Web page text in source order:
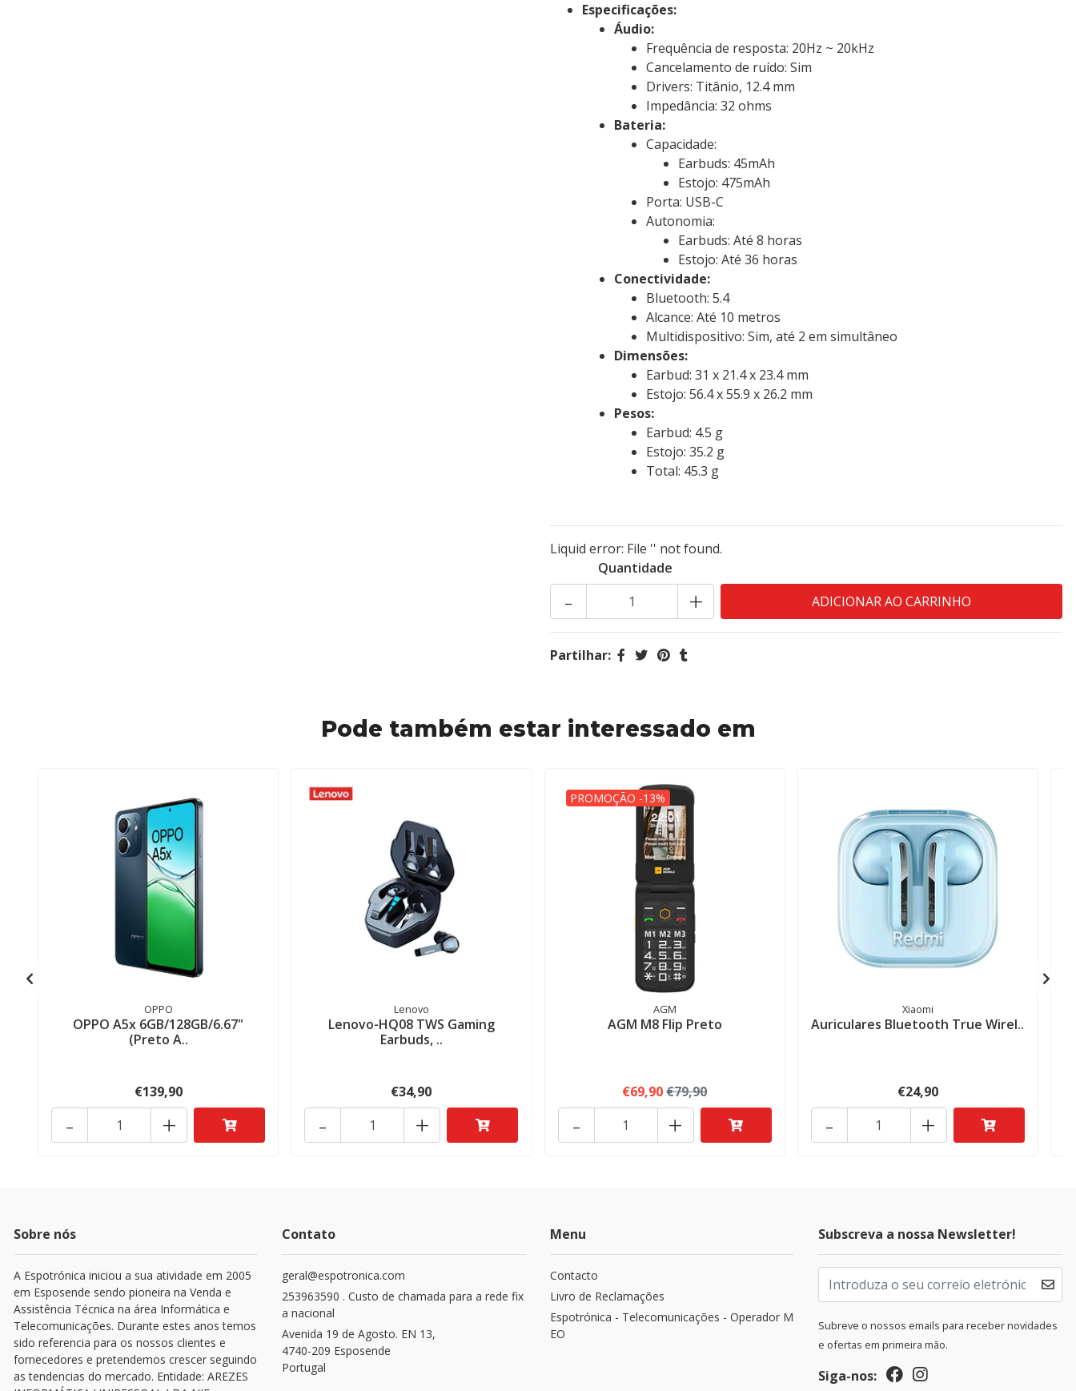
Especificações:
Áudio:
Frequência de resposta: 20Hz ~ 20kHz
Cancelamento de ruído: Sim
Drivers: Titânio, 12.4 mm
Impedância: 32 ohms
Bateria:
Capacidade:
Earbuds: 45mAh
Estojo: 475mAh
Porta: USB-C
Autonomia:
Earbuds: Até 8 horas
Estojo: Até 36 horas
Conectividade:
Bluetooth: 5.4
Alcance: Até 10 metros
Multidispositivo: Sim, até 2 em simultâneo
Dimensões:
Earbud: 31 x 21.4 x 23.4 mm
Estojo: 56.4 x 55.9 x 26.2 mm
Pesos:
Earbud: 4.5 g
Estojo: 35.2 g
Total: 45.3 g
Liquid error: File '' not found.
Quantidade
+
-
Partilhar:
Pode também estar interessado em
OPPO
OPPO A5x 6GB/128GB/6.67"
(Preto A..
€139,90
+
-
Lenovo
Lenovo-HQ08 TWS Gaming
Earbuds, ..
€34,90
+
-
PROMOÇÃO -13%
AGM
AGM M8 Flip Preto
€69,90€79,90
+
-
Xiaomi
Auriculares Bluetooth True Wirel..
€24,90
+
-
Sobre nós
A Espotrónica iniciou a sua atividade em 2005
em Esposende sendo pioneira na Venda e
Assistência Técnica na área Informática e
Telecomunicações. Durante estes anos temos
sido referencia para os nossos clientes e
fornecedores e pretendemos crescer seguindo
as tendencias do mercado. Entidade: AREZES
Contato
geral@espotronica.com
253963590 . Custo de chamada para a rede fix
a nacional
Avenida 19 de Agosto. EN 13,
4740-209 Esposende
Portugal
Menu
Contacto
Livro de Reclamações
Espotrónica - Telecomunicações - Operador M
EO
Subscreva a nossa Newsletter!
Subreve o nossos emails para receber novidades
e ofertas em primeira mão.
Siga-nos: